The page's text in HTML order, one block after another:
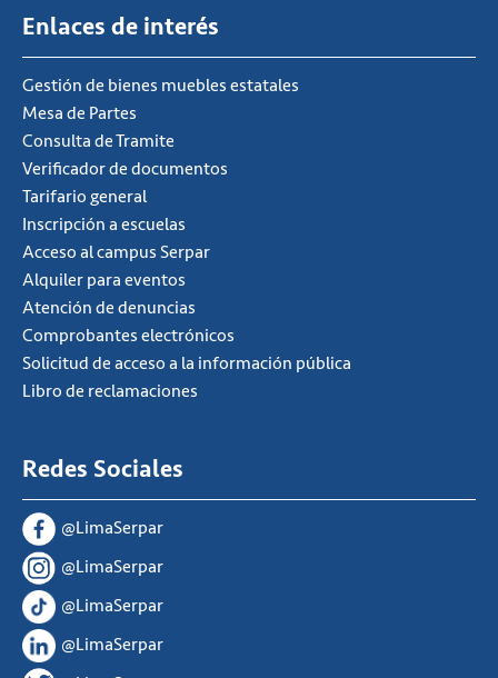
Enlaces de interés
Gestión de bienes muebles estatales
Mesa de Partes
Consulta de Tramite
Verificador de documentos
Tarifario general
Inscripción a escuelas
Acceso al campus Serpar
Alquiler para eventos
Atención de denuncias
Comprobantes electrónicos
Solicitud de acceso a la información pública
Libro de reclamaciones
Redes Sociales
@LimaSerpar
@LimaSerpar
@LimaSerpar
@LimaSerpar